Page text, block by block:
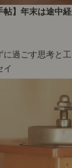
帖】年末は途中
に過ごす思考と
イ